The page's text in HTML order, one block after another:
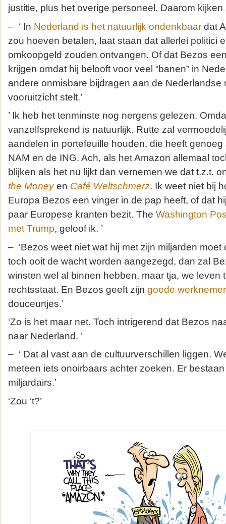
justitie, plus het overige personeel. Daarom kijken
– ‘ In Nederland is het natuurlijk ondenkbaar dat
zou hoeven betalen, laat staan dat allerlei politici
omkoopgeld zouden ontvangen. Of dat Bezos
krijgen omdat hij belooft voor veel “banen” in
andere onmisbare bijdragen aan de Nederlandse
vooruitzicht stelt.’
’ Ik heb het tenminste nog nergens gelezen.
vanzelfsprekend is natuurlijk. Rutte zal
aandelen in portefeuille houden, die heeft genoeg
NAM en de ING. Ach, als het Amazon allemaal
blijken als het nu lijkt dan vernemen we dat t.z.t.
the Moneyen Café Weltschmerz. Ik weet niet bij
Europa Bezos een vinger in de pap heeft, of dat
paar Europese kranten bezit. The Washington
met Trump, geloof ik. ’
– ‘Bezos weet niet wat hij met zijn miljarden
toch ooit de wacht worden aangezegd, dan zal
winsten wel al binnen hebben, maar tja, we leven
rechtsstaat. En Bezos geeft zijn goede
douceurtjes.’
‘Zo is het maar net. Toch intrigerend dat Bezos
naar Nederland. ’
– ‘ Dat al vast aan de cultuurverschillen liggen.
meteen iets onoirbaars achter zoeken. Er
miljardairs.’
‘Zou ‘t?’